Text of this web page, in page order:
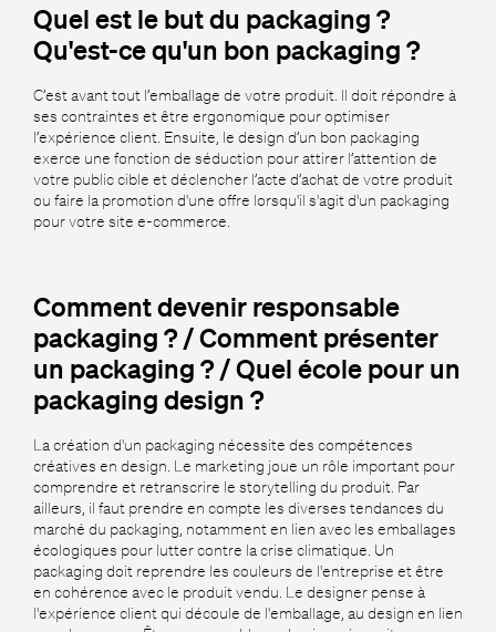
Quel est le but du packaging ?
Qu'est-ce qu'un bon packaging ?
C’est avant tout l’emballage de votre produit. Il doit répondre à
ses contraintes et être ergonomique pour optimiser
l’expérience client. Ensuite, le design d’un bon packaging
exerce une fonction de séduction pour attirer l’attention de
votre public cible et déclencher l’acte d’achat de votre produit
ou faire la promotion d'une offre lorsqu'il s'agit d'un packaging
pour votre site e-commerce.
Comment devenir responsable
packaging ? / Comment présenter
un packaging ? / Quel école pour un
packaging design ?
La création d'un packaging nécessite des compétences
créatives en design. Le marketing joue un rôle important pour
comprendre et retranscrire le storytelling du produit. Par
ailleurs, il faut prendre en compte les diverses tendances du
marché du packaging, notamment en lien avec les emballages
écologiques pour lutter contre la crise climatique. Un
packaging doit reprendre les couleurs de l'entreprise et être
en cohérence avec le produit vendu. Le designer pense à
l'expérience client qui découle de l'emballage, au design en lien